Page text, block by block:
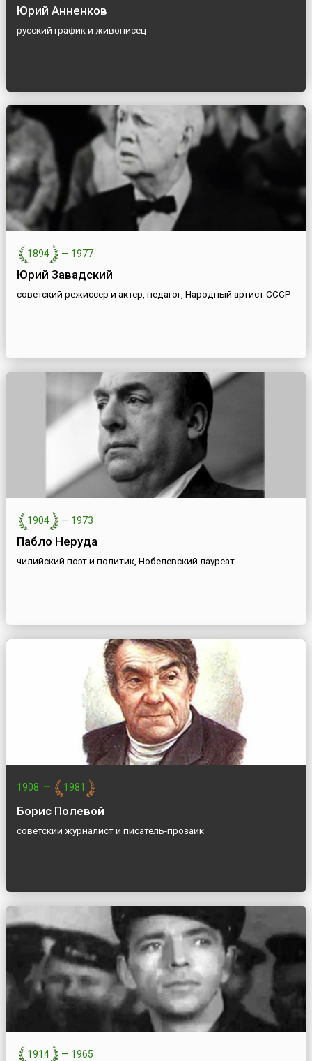
Юрий Анненков
русский график и живописец
1894 — 1977
Юрий Завадский
советский режиссер и актер, педагог, Народный артист СССР
1904 — 1973
Пабло Неруда
чилийский поэт и политик, Нобелевский лауреат
1908 — 1981
Борис Полевой
советский журналист и писатель-прозаик
1914 — 1965